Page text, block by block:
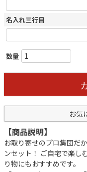
名入れ三行目
お気
【商品説明】
お取り寄せのプロ集団だ
ンセット！ ご自宅で楽し
り物にもおすすめです。